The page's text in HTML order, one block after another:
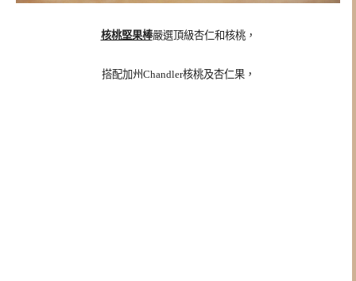
核桃堅果棒嚴選頂級杏仁和核桃，
搭配加州Chandler核桃及杏仁果，